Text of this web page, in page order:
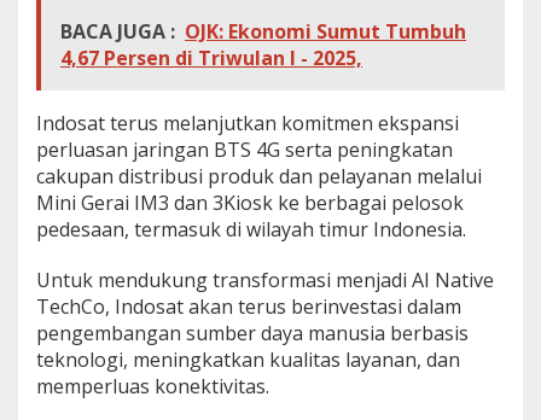
BACA JUGA : OJK: Ekonomi Sumut Tumbuh
4,67 Persen di Triwulan I - 2025,
Indosat terus melanjutkan komitmen ekspansi
perluasan jaringan BTS 4G serta peningkatan
cakupan distribusi produk dan pelayanan melalui
Mini Gerai IM3 dan 3Kiosk ke berbagai pelosok
pedesaan, termasuk di wilayah timur Indonesia.
Untuk mendukung transformasi menjadi AI Native
TechCo, Indosat akan terus berinvestasi dalam
pengembangan sumber daya manusia berbasis
teknologi, meningkatkan kualitas layanan, dan
memperluas konektivitas.